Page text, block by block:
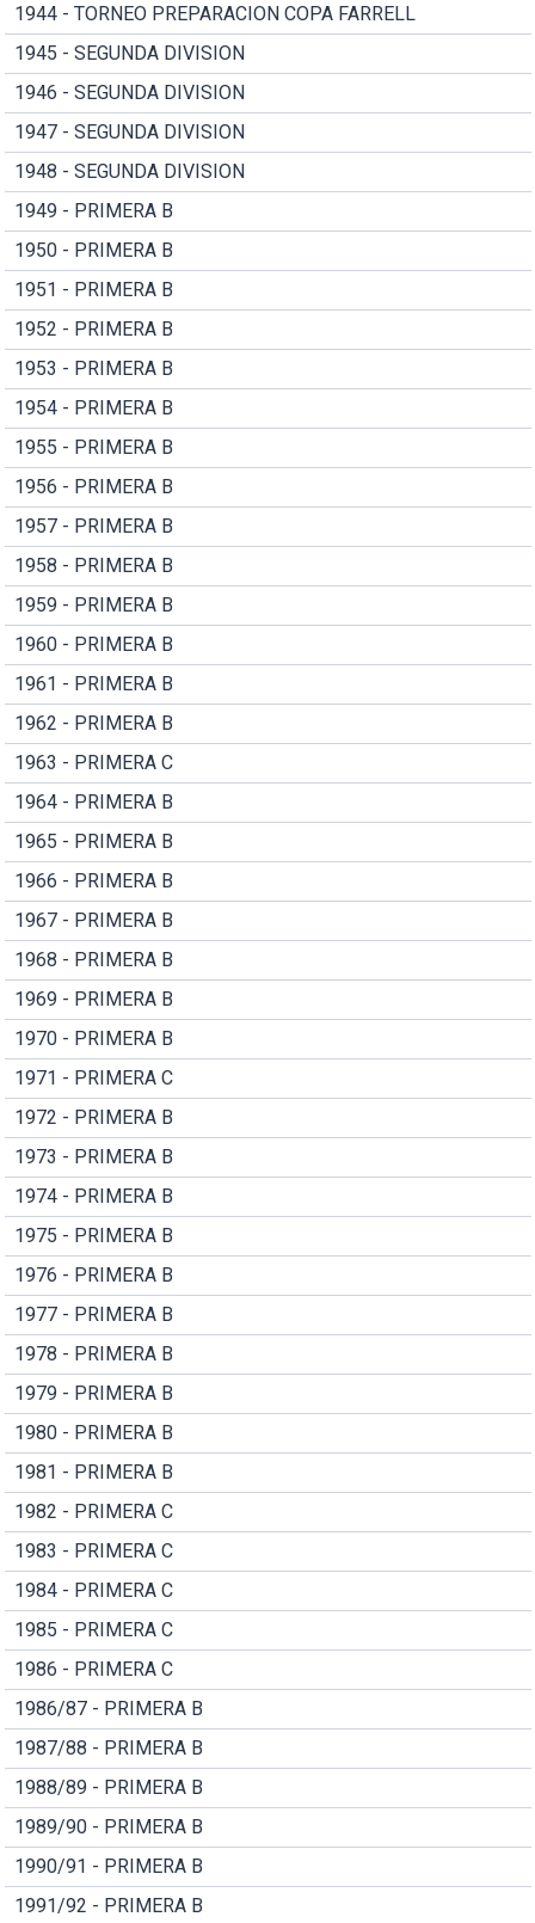
1944 - TORNEO PREPARACION COPA FARRELL
1945 - SEGUNDA DIVISION
1946 - SEGUNDA DIVISION
1947 - SEGUNDA DIVISION
1948 - SEGUNDA DIVISION
1949 - PRIMERA B
1950 - PRIMERA B
1951 - PRIMERA B
1952 - PRIMERA B
1953 - PRIMERA B
1954 - PRIMERA B
1955 - PRIMERA B
1956 - PRIMERA B
1957 - PRIMERA B
1958 - PRIMERA B
1959 - PRIMERA B
1960 - PRIMERA B
1961 - PRIMERA B
1962 - PRIMERA B
1963 - PRIMERA C
1964 - PRIMERA B
1965 - PRIMERA B
1966 - PRIMERA B
1967 - PRIMERA B
1968 - PRIMERA B
1969 - PRIMERA B
1970 - PRIMERA B
1971 - PRIMERA C
1972 - PRIMERA B
1973 - PRIMERA B
1974 - PRIMERA B
1975 - PRIMERA B
1976 - PRIMERA B
1977 - PRIMERA B
1978 - PRIMERA B
1979 - PRIMERA B
1980 - PRIMERA B
1981 - PRIMERA B
1982 - PRIMERA C
1983 - PRIMERA C
1984 - PRIMERA C
1985 - PRIMERA C
1986 - PRIMERA C
1986/87 - PRIMERA B
1987/88 - PRIMERA B
1988/89 - PRIMERA B
1989/90 - PRIMERA B
1990/91 - PRIMERA B
1991/92 - PRIMERA B